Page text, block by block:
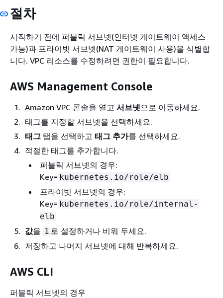
절차
시작하기 전에 퍼블릭 서브넷(인터넷 게이트웨이 액세스
가능)과 프라이빗 서브넷(NAT 게이트웨이 사용)을 식별합
니다. VPC 리소스를 수정하려면 권한이 필요합니다.
AWS Management Console
Amazon VPC 콘솔을 열고 서브넷으로 이동하세요.
태그를 지정할 서브넷을 선택하세요.
태그 탭을 선택하고 태그 추가를 선택하세요.
적절한 태그를 추가합니다.
퍼블릭 서브넷의 경우:
Key= kubernetes.io/role/elb
프라이빗 서브넷의 경우:
Key= kubernetes.io/role/internal-
elb
값을 1 로 설정하거나 비워 두세요.
저장하고 나머지 서브넷에 대해 반복하세요.
AWS CLI
퍼블릭 서브넷의 경우